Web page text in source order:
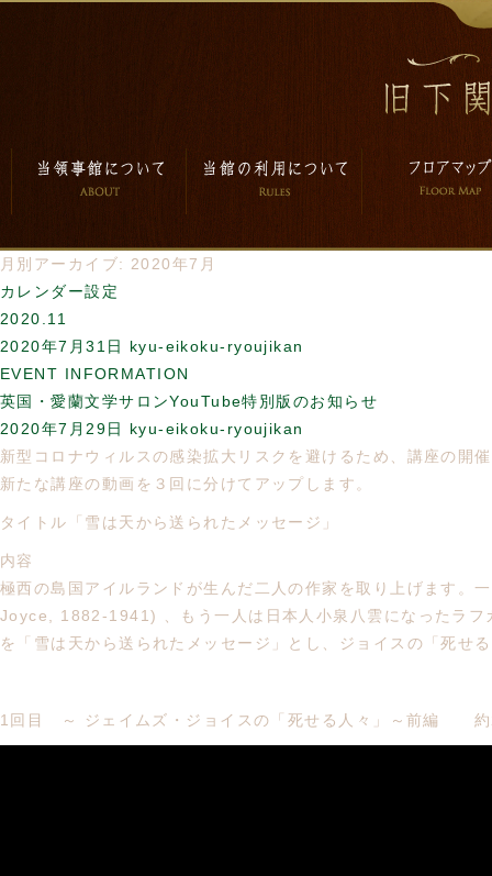
月別アーカイブ: 2020年7月
カレンダー設定
2020.11
2020年7月31日
kyu-eikoku-ryoujikan
EVENT INFORMATION
英国・愛蘭文学サロンYouTube特別版のお知らせ
2020年7月29日
kyu-eikoku-ryoujikan
新型コロナウィルスの感染拡大リスクを避けるため、講座の開
新たな講座の動画を３回に分けてアップします。
タイトル「雪は天から送られたメッセージ」
内容
極西の島国アイルランドが生んだ二人の作家を取り上げます
Joyce, 1882-1941) 、もう一人は日本人小泉八雲になったラ
を「雪は天から送られたメッセージ」とし、ジョイスの「死
1回目 ～ ジェイムズ・ジョイスの「死せる人々」～前編